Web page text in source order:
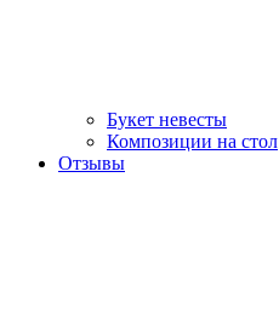
Букет невесты
Композиции на стол
Отзывы